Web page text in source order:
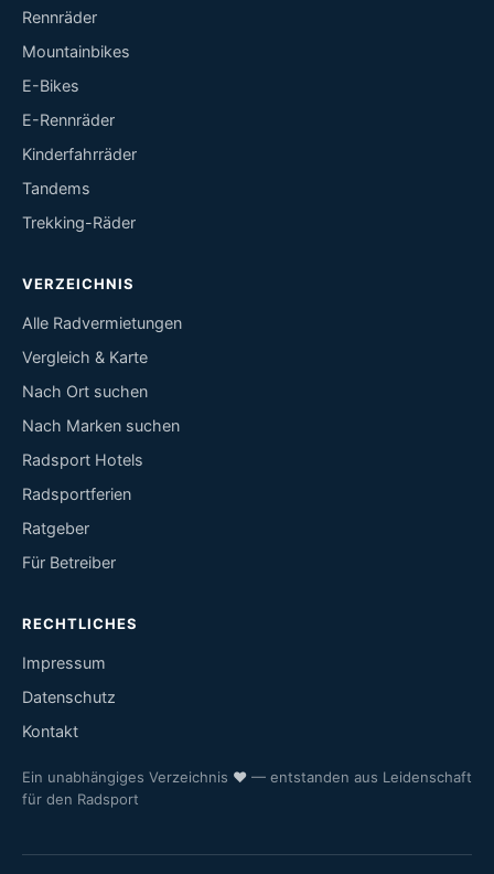
Rennräder
Mountainbikes
E-Bikes
E-Rennräder
Kinderfahrräder
Tandems
Trekking-Räder
VERZEICHNIS
Alle Radvermietungen
Vergleich & Karte
Nach Ort suchen
Nach Marken suchen
Radsport Hotels
Radsportferien
Ratgeber
Für Betreiber
RECHTLICHES
Impressum
Datenschutz
Kontakt
Ein unabhängiges Verzeichnis ♥ — entstanden aus Leidenschaft
für den Radsport